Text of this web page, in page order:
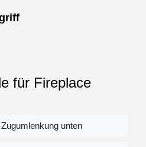
für Fireplace
unten